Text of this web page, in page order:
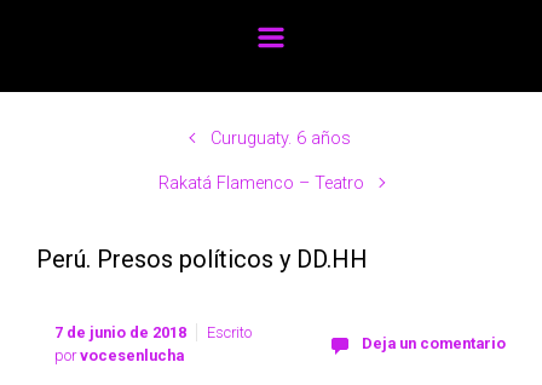
Curuguaty. 6 años
Rakatá Flamenco – Teatro
Perú. Presos políticos y DD.HH
7 de junio de 2018
Escrito
porvocesenlucha
Deja un comentario